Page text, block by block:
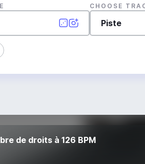
CHOOSE
Piste
de droits à 126 BPM